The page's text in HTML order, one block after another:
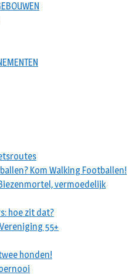
Kom Walking Footballen!
vermoedelijk
hoe zit dat?
55+
honden!